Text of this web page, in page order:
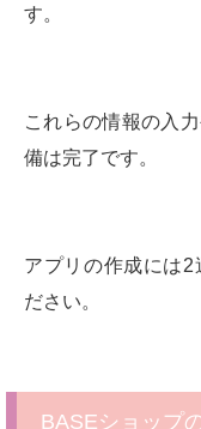
す。
これらの情報の入
備は完了です。
アプリの作成には2
ださい。
BASEショップ